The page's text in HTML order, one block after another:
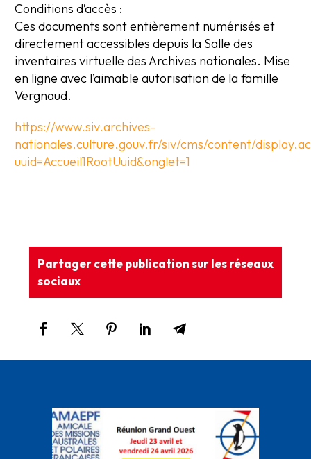
Conditions d’accès :
Ces documents sont entièrement numérisés et
directement accessibles depuis la Salle des
inventaires virtuelle des Archives nationales. Mise
en ligne avec l’aimable autorisation de la famille
Vergnaud.
https://www.siv.archives-
nationales.culture.gouv.fr/siv/cms/content/
uuid=Accueil1RootUuid&onglet=1
Partager cette publication sur les réseaux
sociaux